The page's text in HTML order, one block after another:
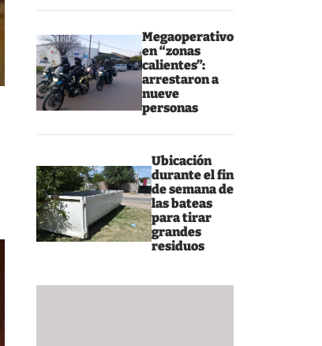
Megaoperativo
en “zonas
calientes”:
arrestaron a
nueve
personas
Ubicación
durante el fin
de semana de
las bateas
para tirar
grandes
residuos